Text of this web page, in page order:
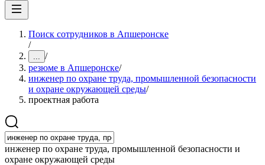
Поиск сотрудников в Апшеронске
/
... /
резюме в Апшеронске/
инженер по охране труда, промышленной безопасности
и охране окружающей среды/
проектная работа
инженер по охране труда, промышленной безопасности и
охране окружающей среды